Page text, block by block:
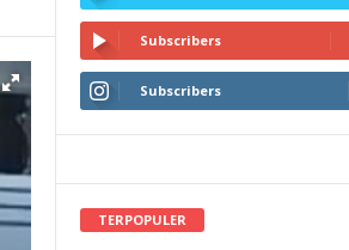
Subscribers
Subscribers